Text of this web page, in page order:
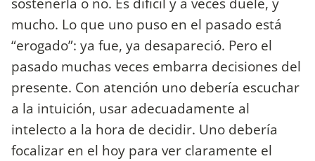
mucho. Lo que uno puso en el pasado está
“erogado”: ya fue, ya desapareció. Pero el
pasado muchas veces embarra decisiones del
presente. Con atención uno debería escuchar
a la intuición, usar adecuadamente al
intelecto a la hora de decidir. Uno debería
focalizar en el hoy para ver claramente el